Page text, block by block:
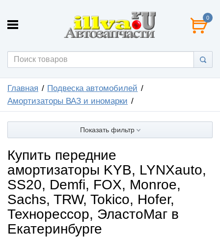
0
Главная
Подвеска автомобилей
Амортизаторы ВАЗ и иномарки
Показать фильтр
Купить передние
амортизаторы KYB, LYNXauto,
SS20, Demfi, FOX, Monroe,
Sachs, TRW, Tokico, Hofer,
Технорессор, ЭластоМаг в
Екатеринбурге